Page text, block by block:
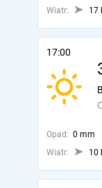
Wiatr:
17
17:00
Opad: 0 mm
Wiatr:
10